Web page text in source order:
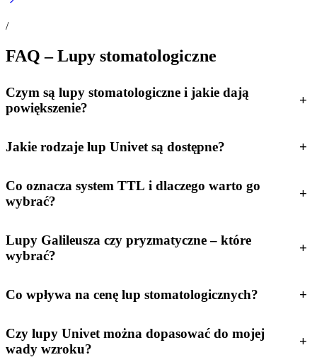
/
FAQ – Lupy stomatologiczne
Czym są lupy stomatologiczne i jakie dają
powiększenie?
+
Jakie rodzaje lup Univet są dostępne? +
Co oznacza system TTL i dlaczego warto go
wybrać?
+
Lupy Galileusza czy pryzmatyczne – które
wybrać?
+
Co wpływa na cenę lup stomatologicznych? +
Czy lupy Univet można dopasować do mojej
wady wzroku?
+